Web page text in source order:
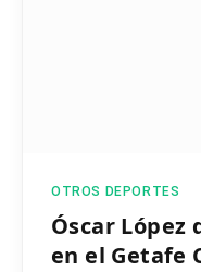
OTROS DEPORTES
Óscar
en el Getafe